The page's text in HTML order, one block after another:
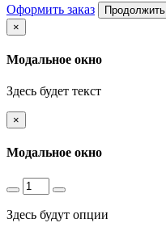
Оформить заказ
Продолжить
×
Модальное окно
Здесь будет текст
×
Модальное окно
Здесь будут опции